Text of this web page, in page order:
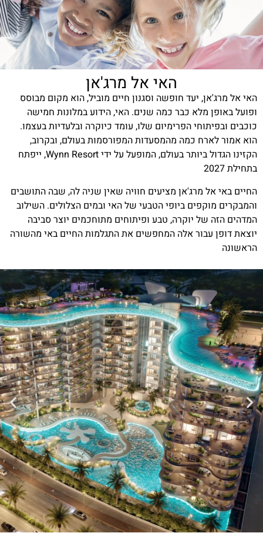
האי אל מרג'אן
האי אל מרג'אן, יעד חופשה וסגנון חיים מוביל, הוא מקום מבוסס
ופועל באופן מלא כבר כמה שנים. האי, הידוע במלונות חמישה
כוכבים ובפיתוחי הפרימיום שלו, עומד כיוקרה ובלעדיות בעצמו.
הוא אמור לארח כמה מהמסעדות המפורסמות בעולם, ובקרוב,
הקזינו הגדול ביותר בעולם, המופעל על ידי Wynn Resort, ייפתח
בתחילת 2027
החיים באי אל מרג'אן מציעים חוויה שאין שניה לה, שבה התושבים
והמבקרים מוקפים ביופי הטבעי של האי ובמים הצלולים. השילוב
המדהים הזה של יוקרה, טבע ופיתוחים מתוחכמים יוצר סביבה
יוצאת דופן עבור אלה המחפשים את התגלמות החיים באי מהשורה
הראשונה